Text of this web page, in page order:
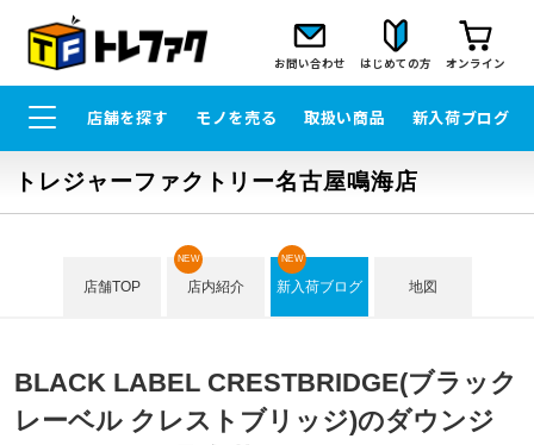
お問い合わせ はじめての方 オンライン
店舗を探す モノを売る 取扱い商品 新入荷ブログ
トレジャーファクトリー名古屋鳴海店
店舗TOP 店内紹介
NEW
新入荷ブログ
NEW
地図
BLACK LABEL CRESTBRIDGE(ブラック
レーベル クレストブリッジ)のダウンジ